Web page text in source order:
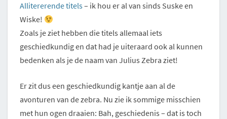
Allitererende titels– ik hou er al van sinds Suske en
Wiske!
Zoals je ziet hebben die titels allemaal iets
geschiedkundig en dat had je uiteraard ook al kunnen
bedenken als je de naam van Julius Zebra ziet!
Er zit dus een geschiedkundig kantje aan al de
avonturen van de zebra. Nu zie ik sommige misschien
met hun ogen draaien: Bah, geschiedenis – dat is toch